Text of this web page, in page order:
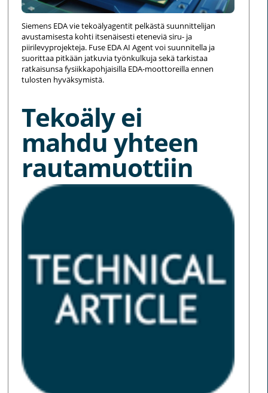
Siemens EDA vie tekoälyagentit pelkästä suunnittelijan
avustamisesta kohti itsenäisesti eteneviä siru- ja
piirilevyprojekteja. Fuse EDA AI Agent voi suunnitella ja
suorittaa pitkään jatkuvia työnkulkuja sekä tarkistaa
ratkaisunsa fysiikkapohjaisilla EDA-moottoreilla ennen
tulosten hyväksymistä.
Tekoäly ei
mahdu yhteen
rautamuottiin